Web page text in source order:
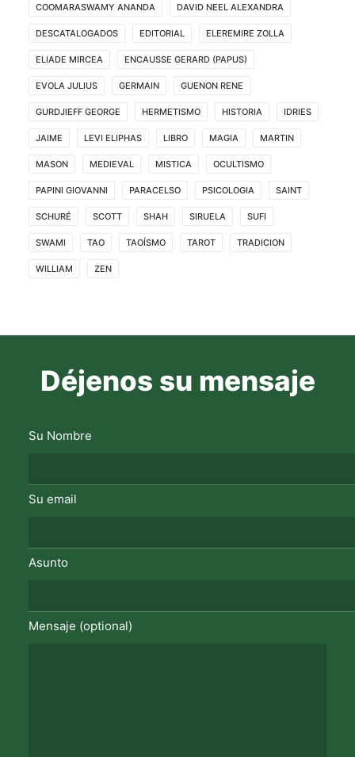
COOMARASWAMY ANANDA DAVID NEEL ALEXANDRA
DESCATALOGADOS EDITORIAL ELEREMIRE ZOLLA
ELIADE MIRCEA ENCAUSSE GERARD (PAPUS)
EVOLA JULIUS GERMAIN GUENON RENE
GURDJIEFF GEORGE HERMETISMO HISTORIA IDRIES
JAIME LEVI ELIPHAS LIBRO MAGIA MARTIN
MASON MEDIEVAL MISTICA OCULTISMO
PAPINI GIOVANNI PARACELSO PSICOLOGIA SAINT
SCHURÉ SCOTT SHAH SIRUELA SUFI
SWAMI TAO TAOÍSMO TAROT TRADICION
WILLIAM ZEN
Déjenos su mensaje
Su Nombre
Su email
Asunto
Mensaje (optional)